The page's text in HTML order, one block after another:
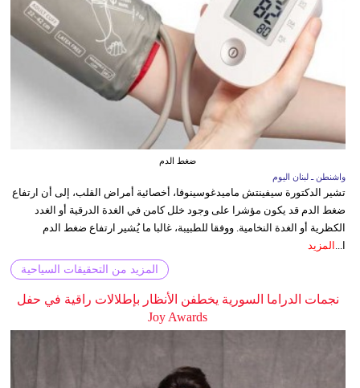
ضغط الدم
واشنطن ـ لبنان اليوم
تشير الدكتورة سيفينتش ماميدغوسينوفا، أخصائية أمراض القلب، إلى أن ارتفاع
ضغط الدم قد يكون مؤشرا على وجود خلل كامن في الغدة الدرقية أو الغدد
الكظرية أو الغدة النخامية. ووفقا للطبيبة، غالبا ما يُشير ارتفاع ضغط الدم
ا... المزيد
المزيد من التحقيقات السياحية
نجمات الدراما السورية يخطفن الأنظار بإطلالات راقية في حفل
Joy Awards